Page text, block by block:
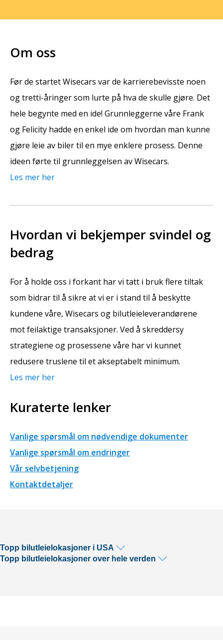
Om oss
Før de startet Wisecars var de karrierebevisste noen
og tretti-åringer som lurte på hva de skulle gjøre. Det
hele begynte med en ide! Grunnleggerne våre Frank
og Felicity hadde en enkel ide om hvordan man kunne
gjøre leie av biler til en mye enklere prosess. Denne
ideen førte til grunnleggelsen av Wisecars.
Les mer her
Hvordan vi bekjemper svindel og
bedrag
For å holde oss i forkant har vi tatt i bruk flere tiltak
som bidrar til å sikre at vi er i stand til å beskytte
kundene våre, Wisecars og bilutleieleverandørene
mot feilaktige transaksjoner. Ved å skreddersy
strategiene og prosessene våre har vi kunnet
redusere truslene til et akseptabelt minimum.
Les mer her
Kuraterte lenker
Vanlige spørsmål om nødvendige dokumenter
Vanlige spørsmål om endringer
Vår selvbetjening
Kontaktdetaljer
Topp bilutleielokasjoner i USA
Topp bilutleielokasjoner over hele verden